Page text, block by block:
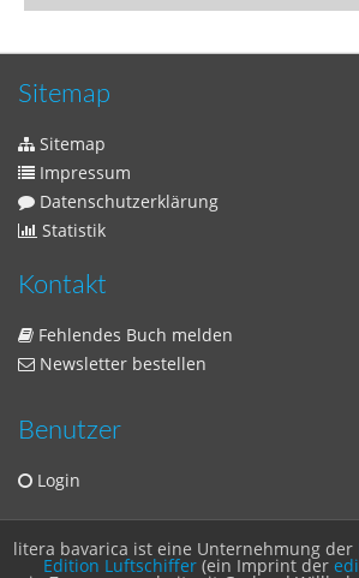
Sitemap
Sitemap
Impressum
Statistik
Kontakt
Fehlendes Buch melden
Newsletter bestellen